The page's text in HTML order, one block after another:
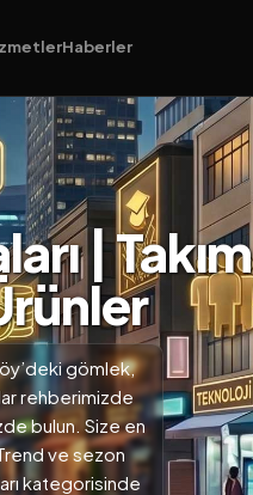
Haberler
| Takım
gömlek,
rehberimizde
bulun. Size en
ve sezon
kategorisinde